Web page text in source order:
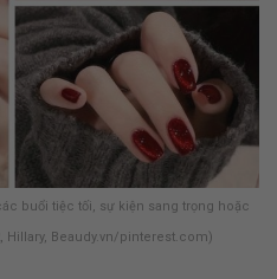
buổi tiệc tối, sự kiện sang trọng hoặc
Hillary, Beaudy.vn/pinterest.com)